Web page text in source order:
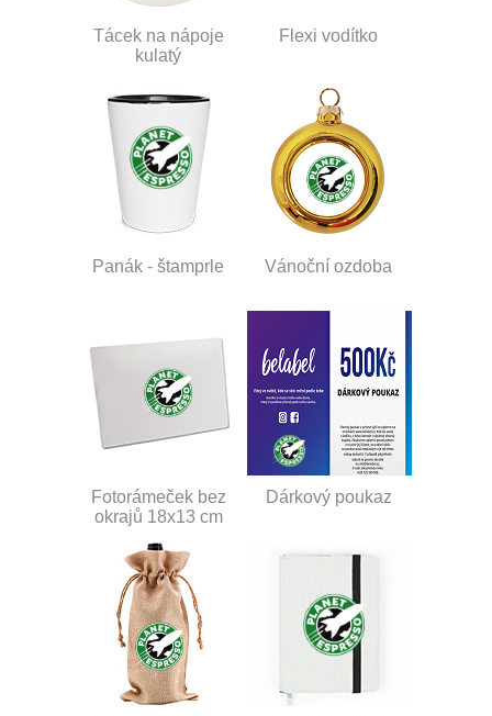
Tácek na nápoje
kulatý
Flexi vodítko
Panák - štamprle Vánoční ozdoba
Fotorámeček bez
okrajů 18x13 cm
Dárkový poukaz